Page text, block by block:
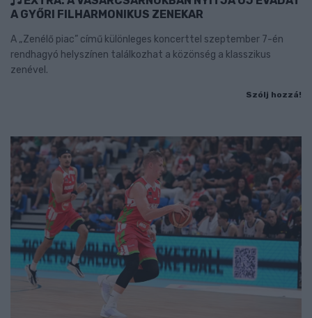
A GYŐRI FILHARMONIKUS ZENEKAR
A „Zenélő piac” című különleges koncerttel szeptember 7-én
rendhagyó helyszínen találkozhat a közönség a klasszikus
zenével.
Szólj hozzá!